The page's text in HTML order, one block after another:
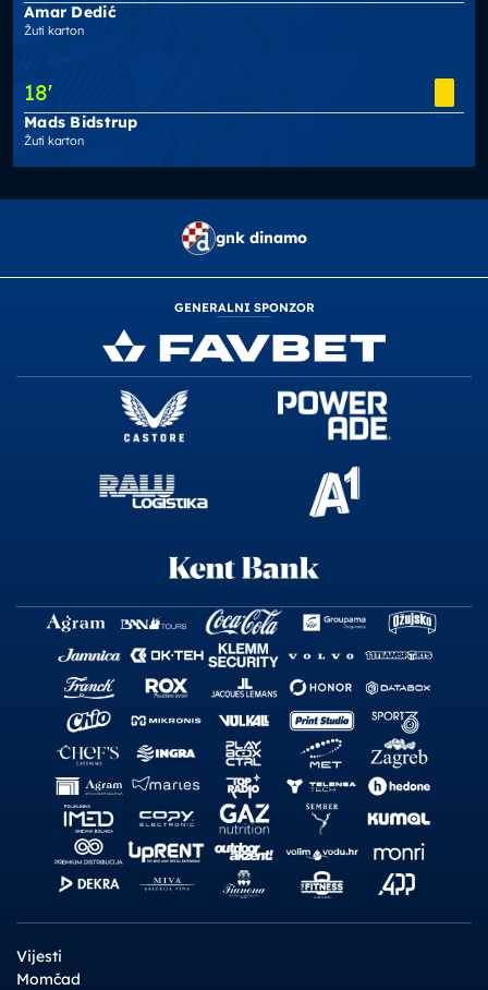
Amar Dedić
Žuti karton
18'
Mads Bidstrup
Žuti karton
gnk dinamo
GENERALNI SPONZOR
Vijesti
Momčad